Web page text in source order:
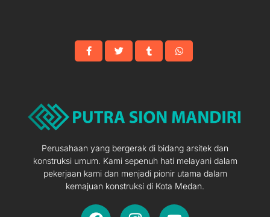
Perusahaan yang bergerak di bidang arsitek dan
konstruksi umum. Kami sepenuh hati melayani dalam
pekerjaan kami dan menjadi pionir utama dalam
kemajuan konstruksi di Kota Medan.
F
I
Y